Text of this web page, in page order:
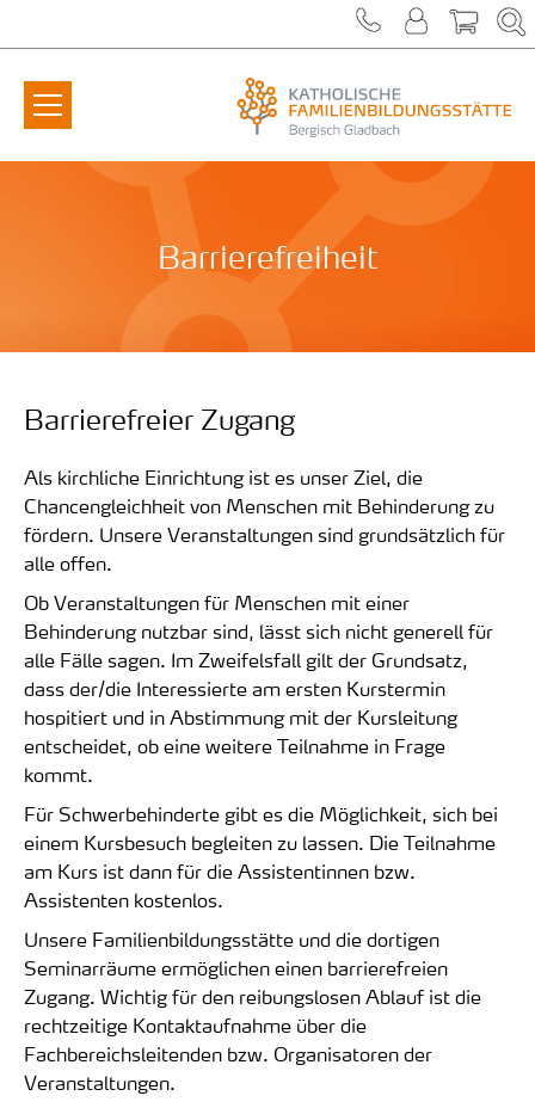
Barrierefreiheit
Barrierefreier Zugang
Als kirchliche Einrichtung ist es unser Ziel, die
Chancengleichheit von Menschen mit Behinderung zu
fördern. Unsere Veranstaltungen sind grundsätzlich für
alle offen.
Ob Veranstaltungen für Menschen mit einer
Behinderung nutzbar sind, lässt sich nicht generell für
alle Fälle sagen. Im Zweifelsfall gilt der Grundsatz,
dass der/die Interessierte am ersten Kurstermin
hospitiert und in Abstimmung mit der Kursleitung
entscheidet, ob eine weitere Teilnahme in Frage
kommt.
Für Schwerbehinderte gibt es die Möglichkeit, sich bei
einem Kursbesuch begleiten zu lassen. Die Teilnahme
am Kurs ist dann für die Assistentinnen bzw.
Assistenten kostenlos.
Unsere Familienbildungsstätte und die dortigen
Seminarräume ermöglichen einen barrierefreien
Zugang. Wichtig für den reibungslosen Ablauf ist die
rechtzeitige Kontaktaufnahme über die
Fachbereichsleitenden bzw. Organisatoren der
Veranstaltungen.